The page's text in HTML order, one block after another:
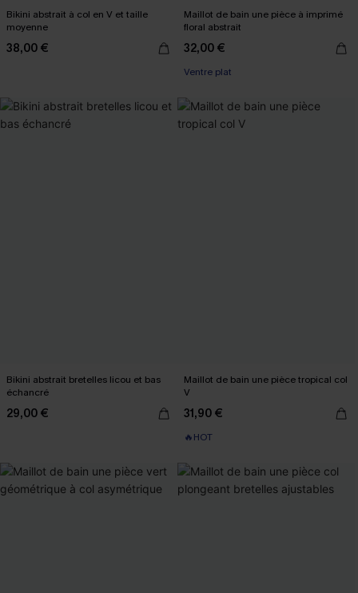
Bikini abstrait à col en V et taille
moyenne
38,00 €
Maillot de bain une pièce à imprimé
floral abstrait
32,00 €
Ventre plat
Bikini abstrait bretelles licou et bas
échancré
29,00 €
Maillot de bain une pièce tropical col
V
31,90 €
🔥HOT